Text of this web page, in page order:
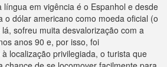
língua em vigência é o Espanhol e desde
o dólar americano como moeda oficial (o
sofreu muita desvalorização com a
anos 90 e, por isso, foi
localização privilegiada, o turista que